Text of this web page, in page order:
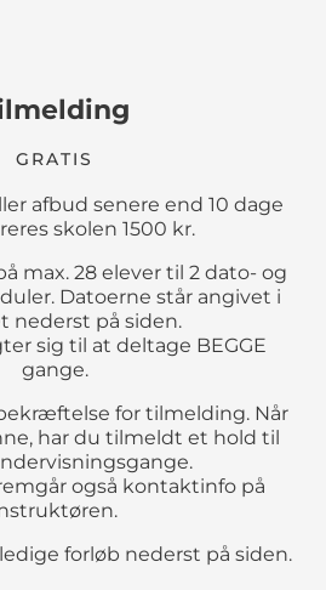
GRATIS
afbud senere end 10 dage
skolen 1500 kr.
max. 28 elever til 2 dato- og
Datoerne står angivet i
nederst på siden.
sig til at deltage BEGGE
gange.
for tilmelding. Når
har du tilmeldt et hold til
også kontaktinfo på
forløb nederst på siden.